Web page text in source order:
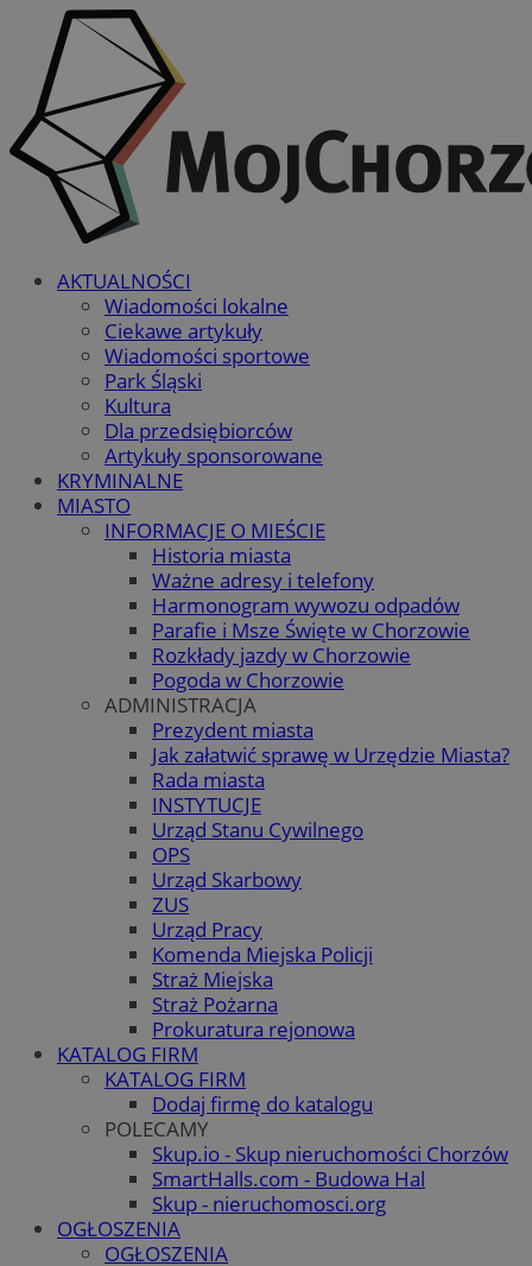
AKTUALNOŚCI
Wiadomości lokalne
Ciekawe artykuły
Wiadomości sportowe
Park Śląski
Kultura
Dla przedsiębiorców
Artykuły sponsorowane
KRYMINALNE
MIASTO
INFORMACJE O MIEŚCIE
Historia miasta
Ważne adresy i telefony
Harmonogram wywozu odpadów
Parafie i Msze Święte w Chorzowie
Rozkłady jazdy w Chorzowie
Pogoda w Chorzowie
ADMINISTRACJA
Prezydent miasta
Jak załatwić sprawę w Urzędzie Miasta?
Rada miasta
INSTYTUCJE
Urząd Stanu Cywilnego
OPS
Urząd Skarbowy
ZUS
Urząd Pracy
Komenda Miejska Policji
Straż Miejska
Straż Pożarna
Prokuratura rejonowa
KATALOG FIRM
KATALOG FIRM
Dodaj firmę do katalogu
POLECAMY
Skup.io - Skup nieruchomości Chorzów
SmartHalls.com - Budowa Hal
Skup - nieruchomosci.org
OGŁOSZENIA
OGŁOSZENIA